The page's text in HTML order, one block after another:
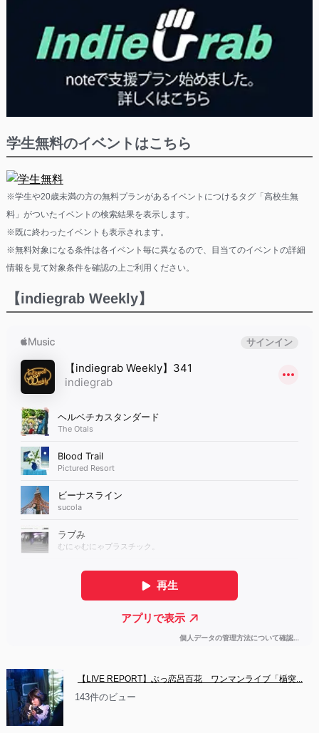
学生無料のイベントはこちら
※学生や20歳未満の方の無料プランがあるイベントにつけるタグ「高校生無
料」がついたイベントの検索結果を表示します。
※既に終わったイベントも表示されます。
※無料対象になる条件は各イベント毎に異なるので、目当てのイベントの詳細
情報を見て対象条件を確認の上ご利用ください。
【indiegrab Weekly】
【LIVE REPORT】ぶっ恋呂百花　ワンマンライブ「楯突...
143件のビュー